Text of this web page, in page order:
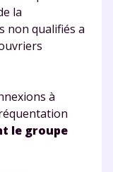
la
non qualifiés a
à
le groupe